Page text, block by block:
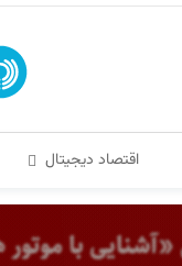
اقتصاد دیجیتال